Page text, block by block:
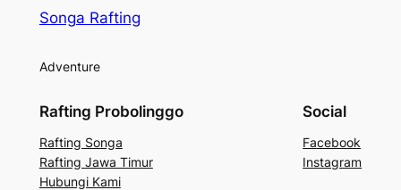
Songa Rafting
Adventure
Rafting Probolinggo
Rafting Songa
Rafting Jawa Timur
Hubungi Kami
Social
Facebook
Instagram